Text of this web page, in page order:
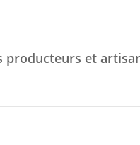
producteurs et